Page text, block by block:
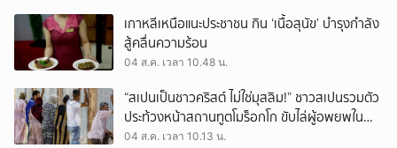
เกาหลีเหนือแนะประชาชน กิน ‘เนื้อสุนัข’ บำรุงกำลัง
สู้คลื่นความร้อน
04 ส.ค. เวลา 10.48 น.
“สเปนเป็นชาวคริสต์ ไม่ใช่มุสลิม!” ชาวสเปนรวมตัว
ประท้วงหน้าสถานทูตโมร็อกโก ขับไล่ผู้อพยพใน
เมืองเซวตาออกนอกประเทศ
04 ส.ค. เวลา 10.13 น.